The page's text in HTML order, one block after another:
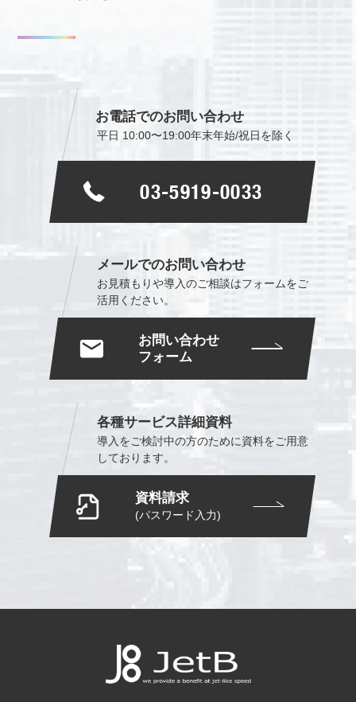
お電話でのお問い合わせ
平日 10:00〜19:00年末年始/祝日を除く
03-5919-0033
メールでのお問い合わせ
お見積もりや導入のご相談はフォームをご
活用ください。
お問い合わせ
フォーム
各種サービス詳細資料
導入をご検討中の方のために資料をご用意
しております。
資料請求
(パスワード入力)